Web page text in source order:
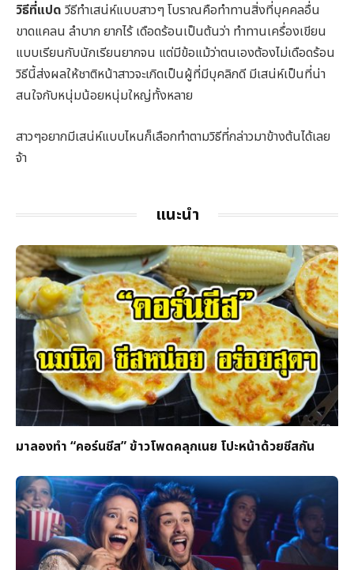
วิธีที่แปด วีธีทำเสน่ห์แบบสาวๆ โบราณคือทำทานสิ่งที่บุคคลอื่น
ขาดแคลน ลำบาก ยากไร้ เดือดร้อนเป็นต้นว่า ทำทานเครื่องเขียน
แบบเรียนกับนักเรียนยากจน แต่มีข้อแม้ว่าตนเองต้องไม่เดือดร้อน
วิธีนี้ส่งผลให้ชาติหน้าสาวจะเกิดเป็นผู้ที่มีบุคลิกดี มีเสน่ห์เป็นที่น่า
สนใจกับหนุ่มน้อยหนุ่มใหญ่ทั้งหลาย
สาวๆอยากมีเสน่ห์แบบไหนก็เลือกทำตามวิธีที่กล่าวมาข้างต้นได้เลย
จ้า
แนะนำ
มาลองทำ “คอร์นชีส” ข้าวโพดคลุกเนย โปะหน้าด้วยชีสกัน